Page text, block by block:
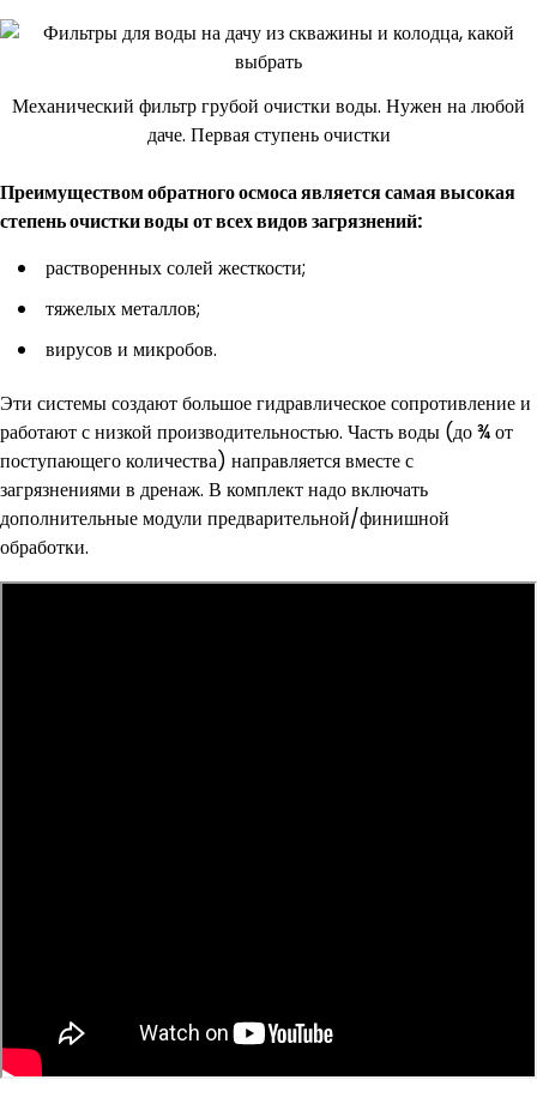
Механический фильтр грубой очистки воды. Нужен на любой
даче. Первая ступень очистки
Преимуществом обратного осмоса является самая высокая
степень очистки воды от всех видов загрязнений:
растворенных солей жесткости;
тяжелых металлов;
вирусов и микробов.
Эти системы создают большое гидравлическое сопротивление и
работают с низкой производительностью. Часть воды (до ¾ от
поступающего количества) направляется вместе с
загрязнениями в дренаж. В комплект надо включать
дополнительные модули предварительной/финишной
обработки.